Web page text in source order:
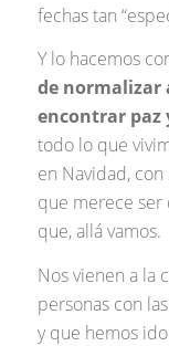
fechas tan
Y lo hacemos
de normalizar
encontrar paz
todo lo que
en Navidad,
que merece ser
que, allá vamos.
Nos vienen a la
personas con
y que hemos